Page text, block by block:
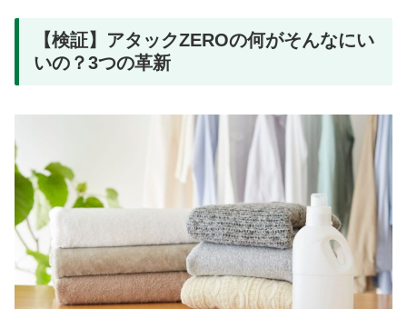
【検証】アタックZEROの何がそんなにい
いの？3つの革新